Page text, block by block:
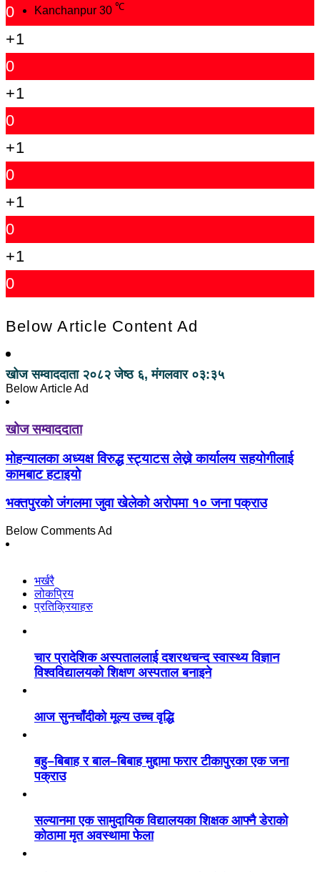
Kanchanpur 30 ℃
0
+1
0
+1
0
+1
0
+1
0
+1
0
Below Article Content Ad
खोज सम्वाददाता २०८२ जेष्ठ ६, मंगलवार ०३:३५
Below Article Ad
खोज सम्वाददाता
मोहन्यालका अध्यक्ष विरुद्ध स्ट्याटस लेख्ने कार्यालय सहयोगीलाई
कामबाट हटाइयो
भक्तपुरको जंगलमा जुवा खेलेको अरोपमा १० जना पक्राउ
Below Comments Ad
भर्खरै
लोकप्रिय
प्रतिक्रियाहरु
चार प्रादेशिक अस्पताललाई दशरथचन्द स्वास्थ्य विज्ञान
विश्वविद्यालयको शिक्षण अस्पताल बनाइने
आज सुनचाँदीको मूल्य उच्च वृद्धि
बहु–बिबाह र बाल–बिबाह मुद्दामा फरार टीकापुरका एक जना
पक्राउ
सल्यानमा एक सामुदायिक विद्यालयका शिक्षक आफ्नै डेराको
कोठामा मृत अवस्थामा फेला